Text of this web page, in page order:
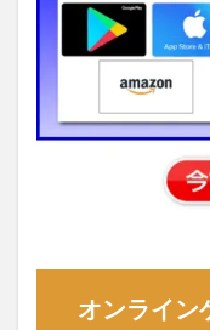
オンライン